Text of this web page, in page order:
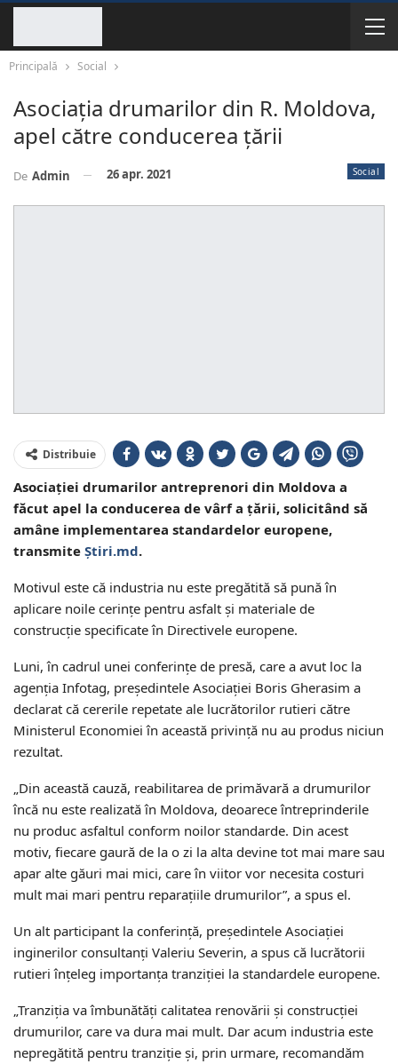
Principală Social
Asociaţia drumarilor din R. Moldova,
apel către conducerea țării
Social
De Admin 26 apr. 2021
Distribuie
Asociaţiei drumarilor antreprenori din Moldova a
făcut apel la conducerea de vârf a ţării, solicitând să
amâne implementarea standardelor europene,
transmite Știri.md.
Motivul este că industria nu este pregătită să pună în
aplicare noile cerinţe pentru asfalt şi materiale de
construcţie specificate în Directivele europene.
Luni, în cadrul unei conferinţe de presă, care a avut loc la
agenţia Infotag, preşedintele Asociaţiei Boris Gherasim a
declarat că cererile repetate ale lucrătorilor rutieri către
Ministerul Economiei în această privinţă nu au produs niciun
rezultat.
„Din această cauză, reabilitarea de primăvară a drumurilor
încă nu este realizată în Moldova, deoarece întreprinderile
nu produc asfaltul conform noilor standarde. Din acest
motiv, fiecare gaură de la o zi la alta devine tot mai mare sau
apar alte găuri mai mici, care în viitor vor necesita costuri
mult mai mari pentru reparaţiile drumurilor”, a spus el.
Un alt participant la conferinţă, preşedintele Asociaţiei
inginerilor consultanţi Valeriu Severin, a spus că lucrătorii
rutieri înţeleg importanţa tranziţiei la standardele europene.
„Tranziţia va îmbunătăţi calitatea renovării şi construcţiei
drumurilor, care va dura mai mult. Dar acum industria este
nepregătită pentru tranziţie şi, prin urmare, recomandăm